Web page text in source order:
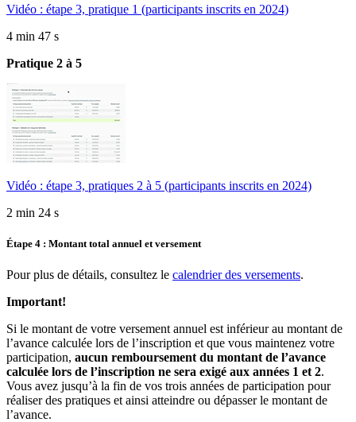
Vidéo : étape 3, pratique 1 (participants inscrits en 2024)
4 min 47 s
Pratique 2 à 5
Vidéo : étape 3, pratiques 2 à 5 (participants inscrits en 2024)
2 min 24 s
Étape 4 : Montant total annuel et versement
Pour plus de détails, consultez le calendrier des versements.
Important!
Si le montant de votre versement annuel est inférieur au montant de
l’avance calculée lors de l’inscription et que vous maintenez votre
participation, aucun remboursement du montant de l’avance
calculée lors de l’inscription ne sera exigé aux années 1 et 2.
Vous avez jusqu’à la fin de vos trois années de participation pour
réaliser des pratiques et ainsi atteindre ou dépasser le montant de
l’avance.